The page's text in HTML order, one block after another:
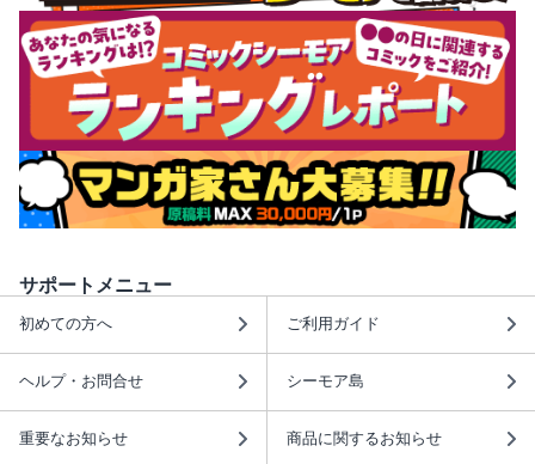
サポートメニュー
初めての方へ ご利用ガイド
ヘルプ・お問合せ シーモア島
重要なお知らせ 商品に関するお知らせ